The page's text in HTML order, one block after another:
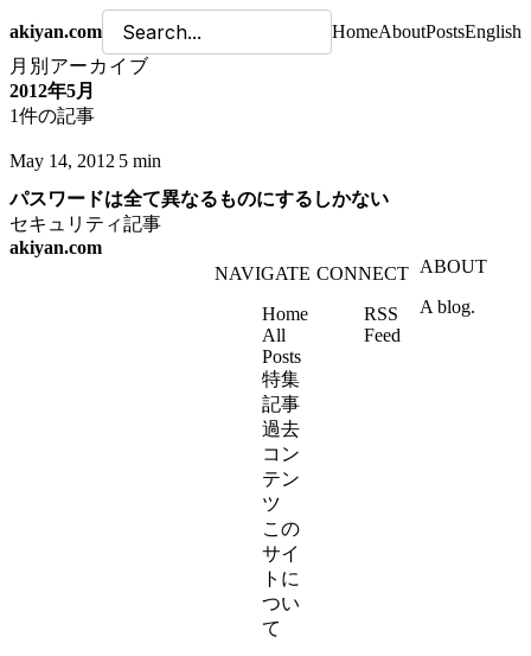
akiyan.com HomeAboutPostsEnglish
月別アーカイブ
2012年5月
1件の記事
May 14, 2012 5 min
パスワードは全て異なるものにするしかない
セキュリティ記事
akiyan.com
NAVIGATE
Home
All
Posts
特集
記事
過去
コン
テン
ツ
この
サイ
トに
つい
て
CONNECT
RSS
Feed
ABOUT
A blog.